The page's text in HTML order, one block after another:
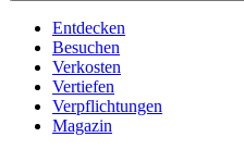
Entdecken
Besuchen
Verkosten
Vertiefen
Verpflichtungen
Magazin